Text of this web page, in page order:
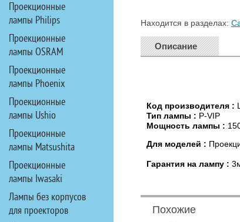
Находится в разделах:
Описание
Код производителя :
Тип лампы : P-VIP
Мощность лампы :
Для моделей :
Гарантия на лампу :
Похожие
Проекционные
лампы Philips
Проекционные
лампы OSRAM
Проекционные
лампы Phoenix
Проекционные
лампы Ushio
Проекционные
лампы Matsushita
Проекционные
лампы Iwasaki
Лампы без корпусов
для проекторов